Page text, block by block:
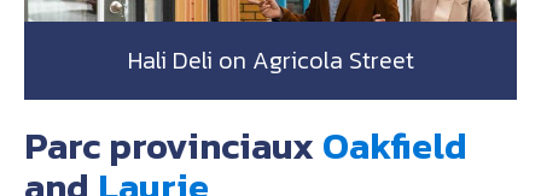
Hali Deli on Agricola Street
Parc provinciauxOakfield